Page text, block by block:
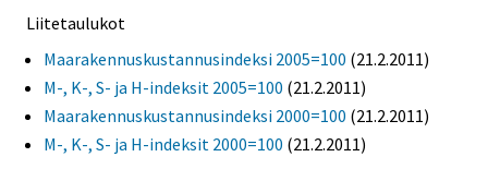
Liitetaulukot
Maarakennuskustannusindeksi 2005=100 (21.2.2011)
M-, K-, S- ja H-indeksit 2005=100 (21.2.2011)
Maarakennuskustannusindeksi 2000=100 (21.2.2011)
M-, K-, S- ja H-indeksit 2000=100 (21.2.2011)